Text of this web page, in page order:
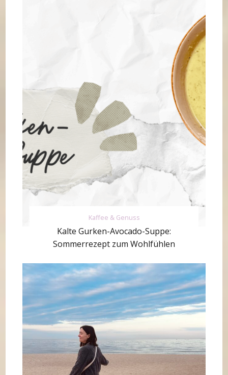
Kaffee & Genuss
Kalte Gurken-Avocado-Suppe:
Sommerrezept zum Wohlfühlen